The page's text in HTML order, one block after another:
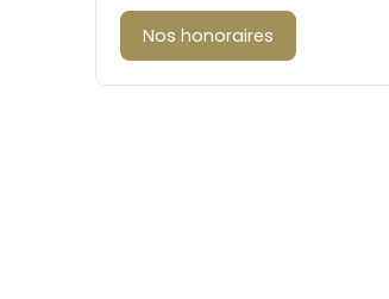
Nos honoraires